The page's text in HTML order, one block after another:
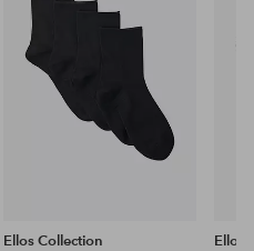
Ellos Collection
Ellos